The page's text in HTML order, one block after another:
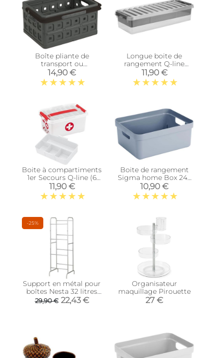
Boîte pliante de
transport ou
rangement Square (24
litres)
14,90 €
Longue boite de
rangement Q-line
MultiBox
11,90 €
Boite à compartiments
1er Secours Q-line (6
litres)
11,90 €
Boite de rangement
Sigma home Box 24L
(Bleu gris)
10,90 €
-25%
Support en métal pour
boîtes Nesta 32 litres
ou 45 litres
29,90 € 22,43 €
Organisateur
maquillage Pirouette
27 €